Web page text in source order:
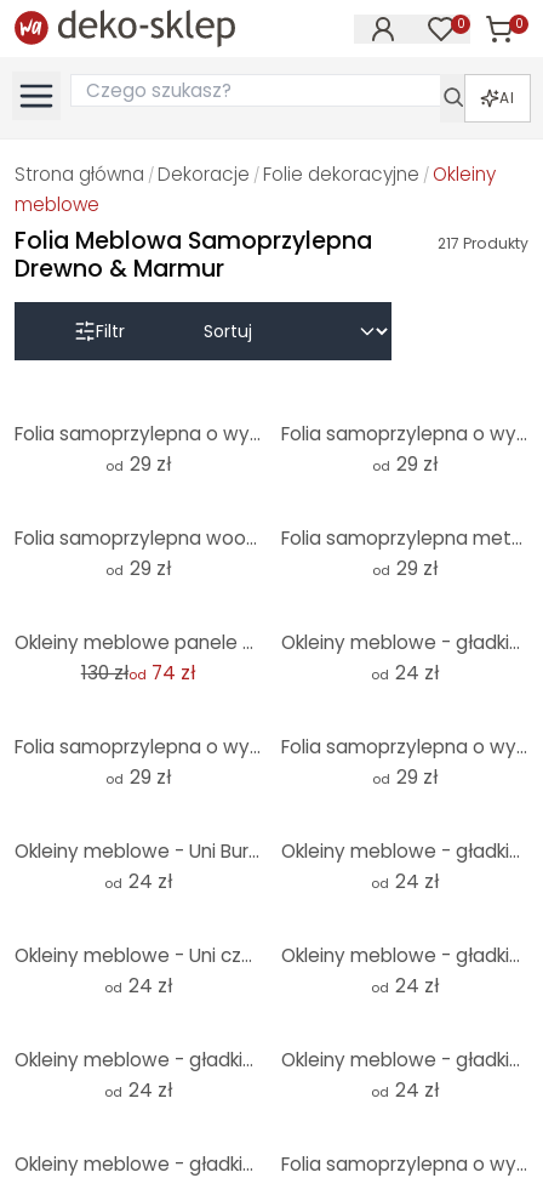
0 0
AI
Strona główna / Dekoracje / Folie dekoracyjne / Okleiny
meblowe
Folia Meblowa Samoprzylepna
Drewno & Marmur
217 Produkty
Filtr
Folia samoprzylepna o wyglądzie starego drewna jasny dąb - folia meblowa, panel ścienny do kuchni, f
od 29 zł
Folia samoprzylepna o wyglądzie kamienia, jasne lastryko - folia meblowa, panel ścienny do kuchni, f
od 29 zł
Folia samoprzylepna wood look ciemny dąb - folia meblowa, panel ścienny do kuchni, folia łazienkowa,
od 29 zł
Folia samoprzylepna metal look, szczotkowany antracyt - folia meblowa, panel ścienny do kuchni, foli
od 29 zł
Okleiny meblowe panele ścienne o wyglądzie drewna - wysuwane
130 złod 74 zł
Okleiny meblowe - gładkie beżowe
od 24 zł
Folia samoprzylepna o wyglądzie kamienia, łupek naturalny - folia meblowa, panel ścienny do kuchni,
od 29 zł
Folia samoprzylepna o wyglądzie betonu, ciemnoszara - folia meblowa, panel ścienny do kuchni, folia
od 29 zł
Okleiny meblowe - Uni Burgundy
od 24 zł
Okleiny meblowe - gładkie białe
od 24 zł
Okleiny meblowe - Uni czarny
od 24 zł
Okleiny meblowe - gładkie ciemnozielone
od 24 zł
Okleiny meblowe - gładkie ciemnoszare
od 24 zł
Okleiny meblowe - gładkie ciemnoczerwone
od 24 zł
Okleiny meblowe - gładkie, jasnoszare Folia samoprzylepna o wyglądzie metalu, szczotkowane złoto - folia meblowa, panel ścienny do kuchni,